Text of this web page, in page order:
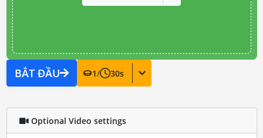
BẮT ĐẦU 1/ 30s
Optional Video settings